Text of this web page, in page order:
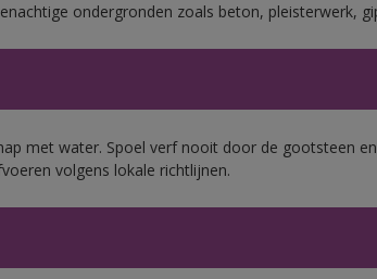
ondergronden zoals beton, pleisterwerk,
met water. Spoel verf nooit door de gootsteen
volgens lokale richtlijnen.